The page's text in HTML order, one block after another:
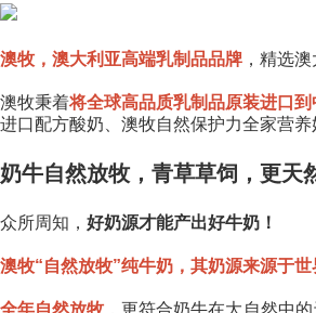
澳牧，澳大利亚高端乳制品品牌 ，精选
澳牧秉着将全球高品质乳制品原装进口
进口配方酸奶、澳牧自然保护力全家营
奶牛自然放牧，青草草饲，更天
众所周知， 好奶源才能产出好牛奶！
澳牧“自然放牧”纯牛奶，其奶源来源于
全年自然放牧，更符合奶牛在大自然中